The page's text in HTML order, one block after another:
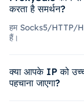
करता है समर्थन?
हम Socks5/HTTP/
हैं।
क्या आपके IP को
पहचाना जाएगा?